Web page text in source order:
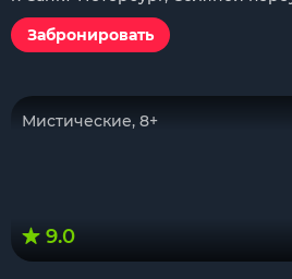
Забронировать
Мистические, 8+
9.0